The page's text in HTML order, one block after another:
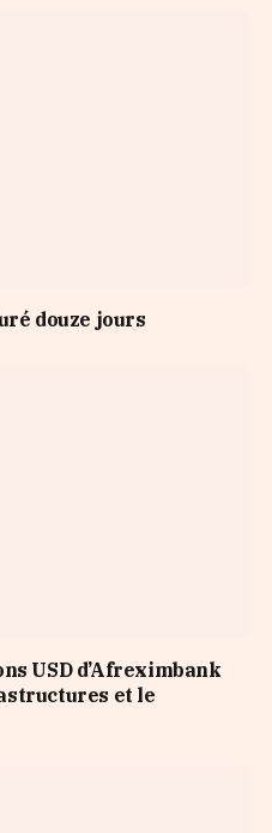
douze jours
USD d’Afreximbank
et le